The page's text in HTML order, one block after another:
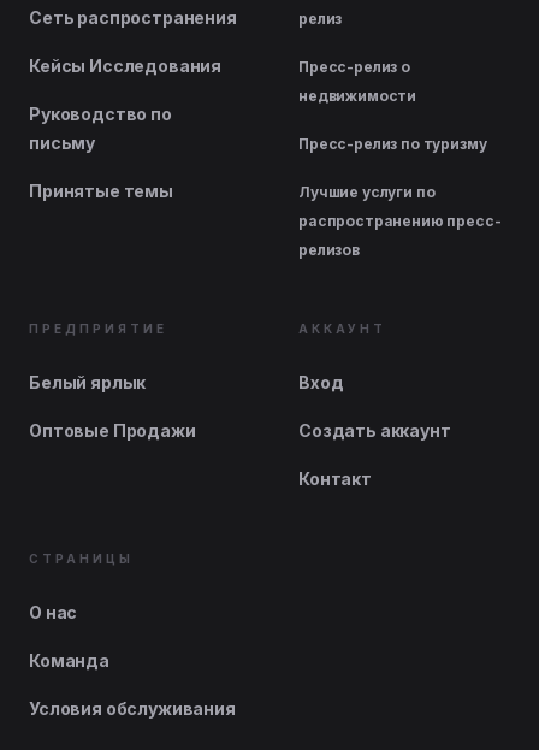
Сеть распространения
Кейсы Исследования
Руководство по
письму
Принятые темы
релиз
Пресс-релиз о
недвижимости
Пресс-релиз по туризму
Лучшие услуги по
распространению пресс-
релизов
ПРЕДПРИЯТИЕ
Белый ярлык
Оптовые Продажи
АККАУНТ
Вход
Создать аккаунт
Контакт
СТРАНИЦЫ
О нас
Команда
Условия обслуживания